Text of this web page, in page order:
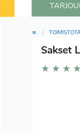
≡
Sakset
★ ★ ★ ★